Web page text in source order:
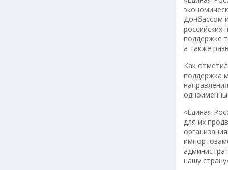
Донбассом
российских
поддержке
а также
Как
поддержка
«Единая
для их
нашу